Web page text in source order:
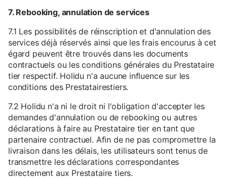
7. Rebooking, annulation de services
7.1 Les possibilités de réinscription et d'annulation des
services déjà réservés ainsi que les frais encourus à cet
égard peuvent être trouvés dans les documents
contractuels ou les conditions générales du Prestataire
tier respectif. Holidu n'a aucune influence sur les
conditions des Prestatairestiers.
7.2 Holidu n'a ni le droit ni l'obligation d'accepter les
demandes d'annulation ou de rebooking ou autres
déclarations à faire au Prestataire tier en tant que
partenaire contractuel. Afin de ne pas compromettre la
livraison dans les délais, les utilisateurs sont tenus de
transmettre les déclarations correspondantes
directement aux Prestataire tiers.